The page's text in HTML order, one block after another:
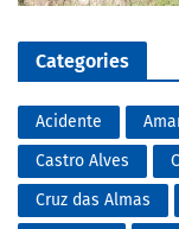
Categories
Acidente
Castro Alves
Cruz das Almas